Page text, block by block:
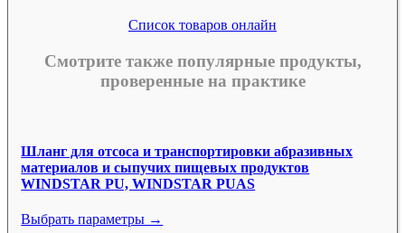
Список товаров онлайн
Смотрите также популярные продукты,
проверенные на практике
Шланг для отсоса и транспортировки абразивных
материалов и сыпучих пищевых продуктов
WINDSTAR PU, WINDSTAR PUAS
Выбрать параметры →